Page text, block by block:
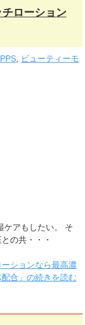
ローション
ビューティーモ
ケアもしたい。 そ
の共・・・
ションなら最高濃
合」の続きを読む